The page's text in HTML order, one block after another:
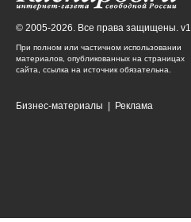
© 2005-2026. Все права защищены. v1
При полном или частичном использовании
материалов, опубликованных на страницах
сайта, ссылка на источник обязательна.
Бизнес-материалы Реклама